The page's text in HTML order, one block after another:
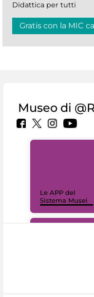
Didattica per tutti
Gratis con la MIC
Museo di
Le APP del
Sistema Musei